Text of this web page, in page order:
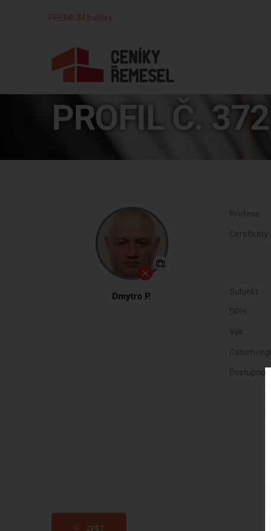
PREMIUM balíčky
PROFIL Č.
Dmytro P.
Profese:
Certifikáty:
Subjekt:
DPH:
Věk:
Datum
Dostupnost:
ZPĚT